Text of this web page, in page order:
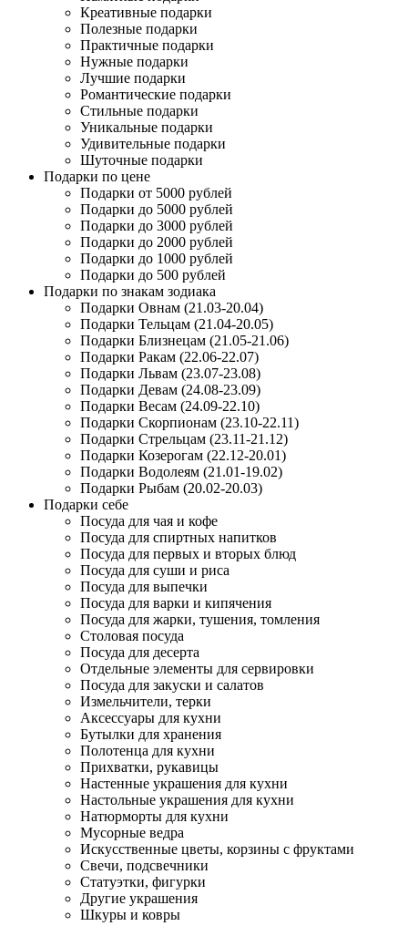
Креативные подарки
Полезные подарки
Практичные подарки
Нужные подарки
Лучшие подарки
Романтические подарки
Стильные подарки
Уникальные подарки
Удивительные подарки
Шуточные подарки
Подарки по цене
Подарки от 5000 рублей
Подарки до 5000 рублей
Подарки до 3000 рублей
Подарки до 2000 рублей
Подарки до 1000 рублей
Подарки до 500 рублей
Подарки по знакам зодиака
Подарки Овнам (21.03-20.04)
Подарки Тельцам (21.04-20.05)
Подарки Близнецам (21.05-21.06)
Подарки Ракам (22.06-22.07)
Подарки Львам (23.07-23.08)
Подарки Девам (24.08-23.09)
Подарки Весам (24.09-22.10)
Подарки Скорпионам (23.10-22.11)
Подарки Стрельцам (23.11-21.12)
Подарки Козерогам (22.12-20.01)
Подарки Водолеям (21.01-19.02)
Подарки Рыбам (20.02-20.03)
Подарки себе
Посуда для чая и кофе
Посуда для спиртных напитков
Посуда для первых и вторых блюд
Посуда для суши и риса
Посуда для выпечки
Посуда для варки и кипячения
Посуда для жарки, тушения, томления
Столовая посуда
Посуда для десерта
Отдельные элементы для сервировки
Посуда для закуски и салатов
Измельчители, терки
Аксессуары для кухни
Бутылки для хранения
Полотенца для кухни
Прихватки, рукавицы
Настенные украшения для кухни
Настольные украшения для кухни
Натюрморты для кухни
Мусорные ведра
Искусственные цветы, корзины с фруктами
Свечи, подсвечники
Статуэтки, фигурки
Другие украшения
Шкуры и ковры